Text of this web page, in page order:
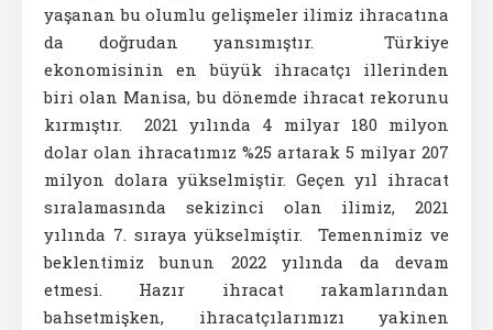
yaşanan bu olumlu gelişmeler ilimiz ihracatına
da doğrudan yansımıştır. Türkiye
ekonomisinin en büyük ihracatçı illerinden
biri olan Manisa, bu dönemde ihracat rekorunu
kırmıştır. 2021 yılında 4 milyar 180 milyon
dolar olan ihracatımız %25 artarak 5 milyar 207
milyon dolara yükselmiştir. Geçen yıl ihracat
sıralamasında sekizinci olan ilimiz, 2021
yılında 7. sıraya yükselmiştir. Temennimiz ve
beklentimiz bunun 2022 yılında da devam
etmesi. Hazır ihracat rakamlarından
bahsetmişken, ihracatçılarımızı yakinen